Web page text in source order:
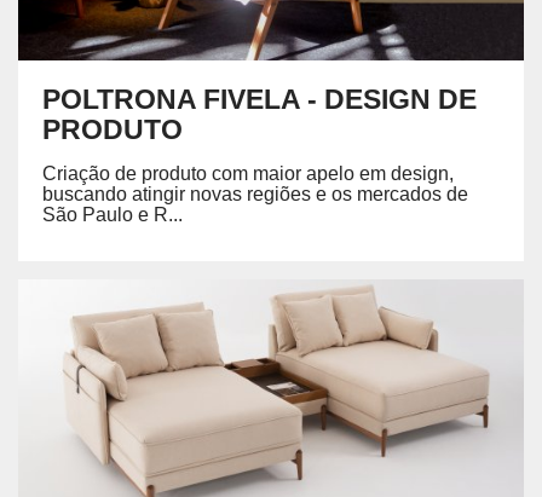
POLTRONA FIVELA - DESIGN DE
PRODUTO
Criação de produto com maior apelo em design,
buscando atingir novas regiões e os mercados de
São Paulo e R...